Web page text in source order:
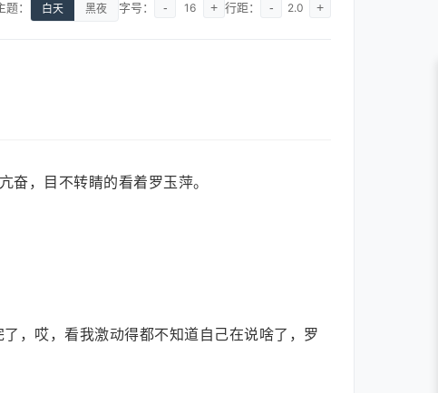
题： 白天 黑夜 字号： - 16 + 行距： - 2.0 +
，目不转睛的看着罗玉萍。
，哎，看我激动得都不知道自己在说啥了，罗